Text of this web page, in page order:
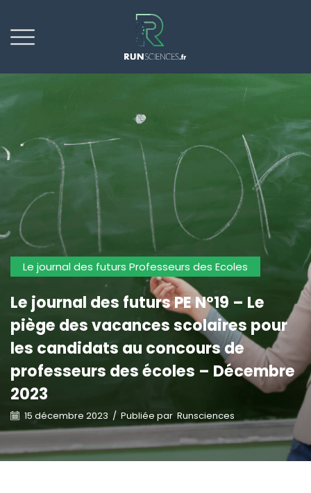
Le journal des futurs Professeurs des Ecoles
Le journal des futurs PE N°19 – Le
piège des vacances scolaires pour
les candidats au concours de
professeurs des écoles – Décembre
2023
15 décembre 2023 / Publiée par Runsciences